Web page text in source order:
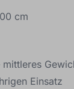
cm
mittleres
Einsatz